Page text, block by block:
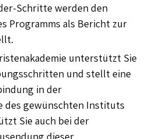
Schritte werden den
Programms als Bericht zur
unterstützt Sie
und stellt eine
in der
des gewünschten Instituts
Sie auch bei der
dieser